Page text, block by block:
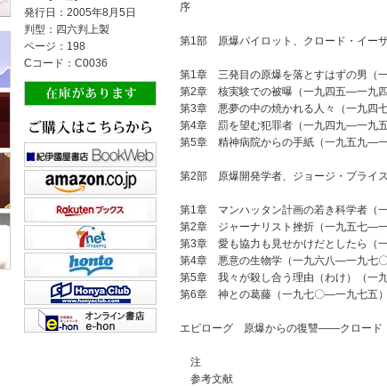
発行日：2005年8月5日
判型：四六判上製
ページ：198
Cコード：C0036
序
第1部 原爆パイロット、クロード・イー
第1章 三発目の原爆を落とすはずの男（
第2章 核実験での被曝（一九四五―一九四
第3章 悪夢の中の焼かれる人々（一九四
第4章 罰を望む犯罪者（一九四九―一九五
第5章 精神病院からの手紙（一九五九―一
第2部 原爆開発学者、ジョージ・プライス
第1章 マンハッタン計画の若き科学者（
第2章 ジャーナリスト挫折（一九五七―一
第3章 愛も協力も見せかけだとしたら（
第4章 悪意の生物学（一九六八―一九七〇
第5章 我々が殺し合う理由（わけ）（一
第6章 神との葛藤（一九七〇―一九七五）
エピローグ 原爆からの復讐――クロード
注
参考文献